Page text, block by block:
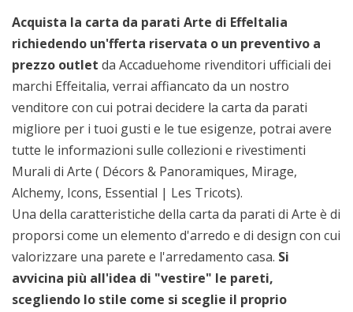
Acquista la carta da parati Arte di EffeItalia
richiedendo un'fferta riservata o un preventivo a
prezzo outlet da Accaduehome rivenditori ufficiali dei
marchi Effeitalia, verrai affiancato da un nostro
venditore con cui potrai decidere la carta da parati
migliore per i tuoi gusti e le tue esigenze, potrai avere
tutte le informazioni sulle collezioni e rivestimenti
Murali di Arte ( Décors & Panoramiques, Mirage,
Alchemy, Icons, Essential | Les Tricots).
Una della caratteristiche della carta da parati di Arte è di
proporsi come un elemento d'arredo e di design con cui
valorizzare una parete e l'arredamento casa. Si
avvicina più all'idea di "vestire" le pareti,
scegliendo lo stile come si sceglie il proprio